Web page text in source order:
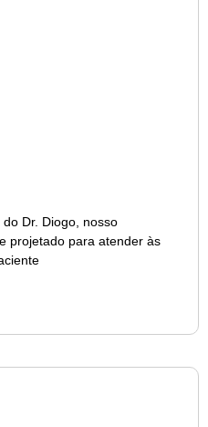
Dr. Diogo, nosso
projetado para atender às